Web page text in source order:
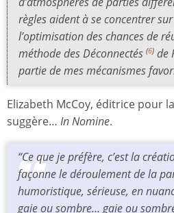
règles aident à se concentrer
l’optimisation des chances de
méthode des Déconnectés (6) de
partie de mes mécanismes
Elizabeth McCoy, éditrice pour
suggère… In Nomine.
“Ce que je préfère, c’est la
façonne le déroulement de la
humoristique, sérieuse, en
gaie ou sombre… gaie ou